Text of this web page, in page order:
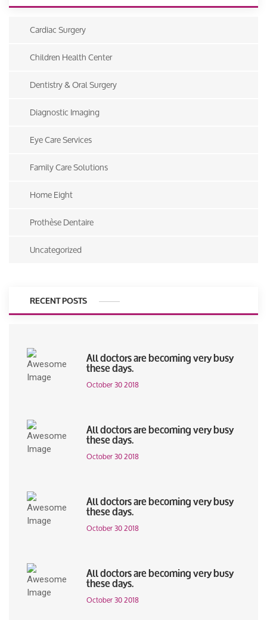
Cardiac Surgery
Children Health Center
Dentistry & Oral Surgery
Diagnostic Imaging
Eye Care Services
Family Care Solutions
Home Eight
Prothèse Dentaire
Uncategorized
RECENT POSTS
All doctors are becoming very busy
these days.
October 30 2018
All doctors are becoming very busy
these days.
October 30 2018
All doctors are becoming very busy
these days.
October 30 2018
All doctors are becoming very busy
these days.
October 30 2018